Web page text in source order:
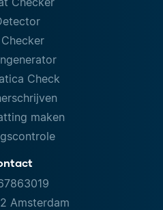
Checker
Check
maken
Amsterdam